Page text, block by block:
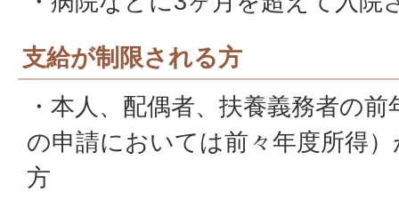
支給が制限される方
・本人、配偶者、扶養義務者の
の申請においては前々年度所得
方